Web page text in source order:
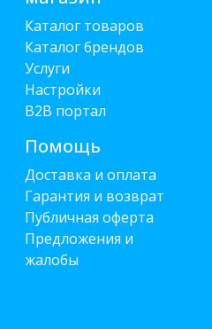
Каталог товаров
Каталог брендов
Услуги
Настройки
B2B портал
Помощь
Доставка и оплата
Гарантия и возврат
Публичная оферта
Предложения и
жалобы